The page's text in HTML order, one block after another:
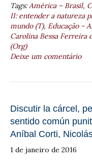
Tags:América – Brasil,
II: entender a natureza
mundo (T), Educação -
Carolina Bessa Ferreira
(Org)
Deixe um comentário
Discutir la cárcel,
sentido común
Aníbal Corti,
1 de janeiro de 2016